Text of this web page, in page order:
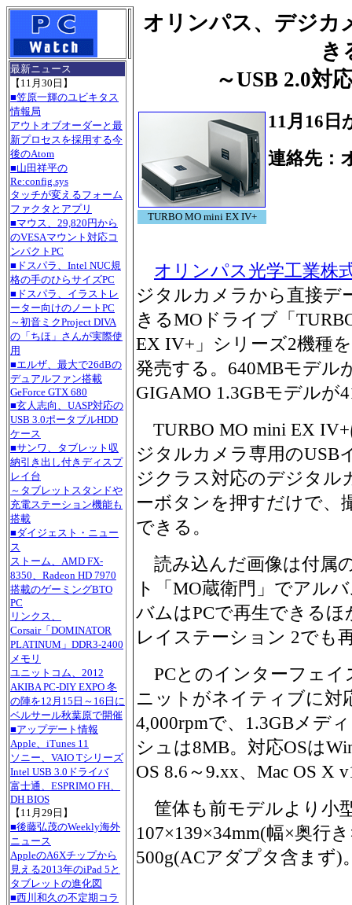
最新ニュース
【11月30日】
■笠原一輝のユビキタス
情報局
アウトオブオーダーと最
新プロセスを採用する今
後のAtom
■山田祥平の
Re:config.sys
タッチが変えるフォーム
ファクタとアプリ
■マウス、29,820円から
のVESAマウント対応コ
ンパクトPC
■ドスパラ、Intel NUC規
格の手のひらサイズPC
■ドスパラ、イラストレ
ーター向けのノートPC
～初音ミクProject DIVA
の「ちほ」さんが実際使
用
■エルザ、最大で26dBの
デュアルファン搭載
GeForce GTX 680
■玄人志向、UASP対応の
USB 3.0ポータブルHDD
ケース
■サンワ、タブレット収
納引き出し付きディスプ
レイ台
～タブレットスタンドや
充電ステーション機能も
搭載
■ダイジェスト・ニュー
ス
ストーム、AMD FX-
8350、Radeon HD 7970
搭載のゲーミングBTO
PC
リンクス、
Corsair「DOMINATOR
PLATINUM」DDR3-2400
メモリ
ユニットコム、2012
AKIBA PC-DIY EXPO 冬
の陣を12月15日～16日に
ベルサール秋葉原で開催
■アップデート情報
Apple、iTunes 11
ソニー、VAIO Tシリーズ
Intel USB 3.0ドライバ
富士通、ESPRIMO FH、
DH BIOS
【11月29日】
■後藤弘茂のWeekly海外
ニュース
AppleのA6Xチップから
見える2013年のiPad 5と
タブレットの進化図
■西川和久の不定期コラ
オリンパス、デジカ
き
～USB 2.0対
TURBO MO mini EX IV+
11月16日
連絡先：
オリンパス光学工業株
ジタルカメラから直接デ
きるMOドライブ「
EX IV+」シリーズ2機種
発売する。640MBモデル
GIGAMO 1.3GBモデルが
TURBO MO mini EX
ジタルカメラ専用のUSB
ジクラス対応のデジタル
ーボタンを押すだけで、
できる。
読み込んだ画像は付属
ト「MO蔵衛門」でアル
バムはPCで再生できる
レイステーション 2でも
PCとのインターフェイ
ニットがネイティブに対
4,000rpmで、1.3GBメデ
シュは8MB。対応OSは
OS 8.6～9.xx、Mac OS X
筐体も前モデルより小
107×139×34mm(幅×奥行
500g(ACアダプタ含まず)